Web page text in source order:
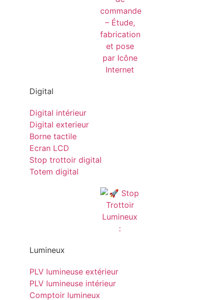
Digital
Digital intérieur
Digital exterieur
Borne tactile
Ecran LCD
Stop trottoir digital
Totem digital
Lumineux
PLV lumineuse extérieur
PLV lumineuse intérieur
Comptoir lumineux